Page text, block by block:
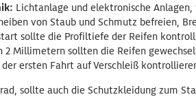
Lichtanlage und elektronische
von Staub und Schmutz befreien,
sollte die Profiltiefe der Reifen
2 Millimetern sollten die Reifen
der ersten Fahrt auf Verschleiß
sollte auch die Schutzkleidung zum